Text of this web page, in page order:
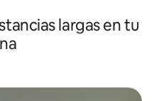
largas en tu